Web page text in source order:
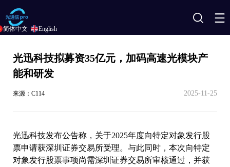
搜
光迅科技拟募资35亿元，加码高速光模块产
能和研发
来源：C114 2025-11-25
光迅科技发布公告称，关于2025年度向特定对象发行股
票申请获深圳证券交易所受理。与此同时，本次向特定
对象发行股票事项尚需深圳证券交易所审核通过，并获
简体中文 English